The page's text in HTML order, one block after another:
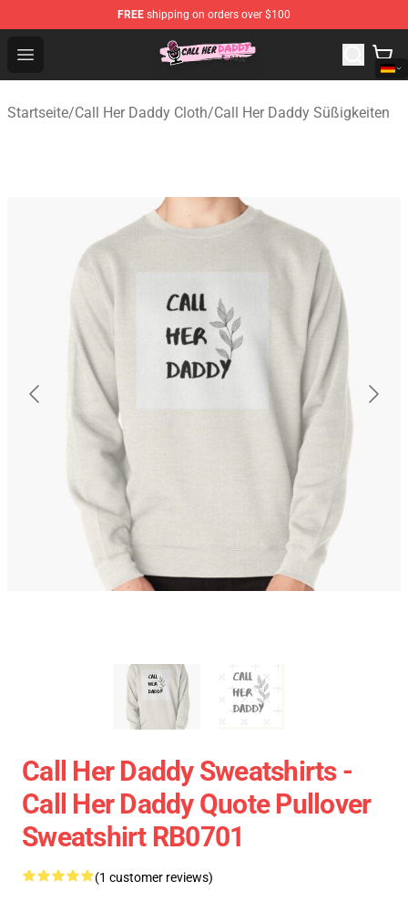
FREE shipping on orders over $100
Open menu
Call Her Daddy Store - Official Call Her Daddy
Startseite/Call Her Daddy Cloth/Call Her Daddy Süßigkeiten
Call Her Daddy Sweatshirts -
Call Her Daddy Quote Pullover
Sweatshirt RB0701
(1 customer reviews)